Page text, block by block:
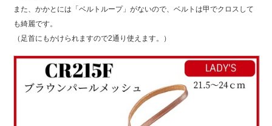
また、かかとには「ベルトループ」がないので、ベルトは甲でクロスして
も綺麗です。
（足首にもかけられますので2通り使えます。）